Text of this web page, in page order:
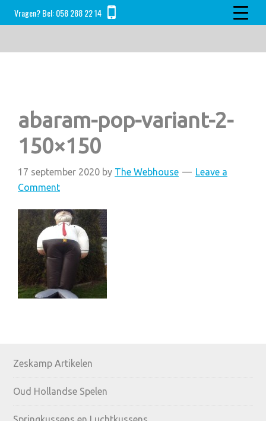
Skip
to
Skip
to
Skip
to
Vragen? Bel:058 288 22 14
abaram-pop-variant-2-
150×150
17 september 2020 by The Webhouse
Leave a
Comment
Primary
Sidebar
Zeskamp Artikelen
Oud Hollandse Spelen